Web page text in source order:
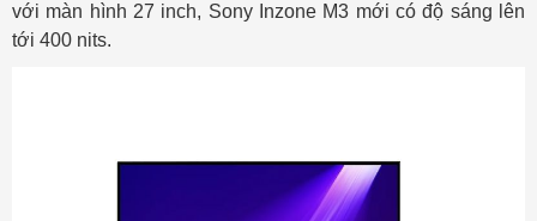
với màn hình 27 inch, Sony Inzone M3 mới có độ sáng lên
tới 400 nits.